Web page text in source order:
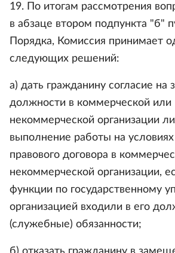
19. По итогам рассмотрения
в абзаце втором подпункта "б"
Порядка, Комиссия принимает
следующих решений:
а) дать гражданину согласие на
должности в коммерческой или
некоммерческой организации
выполнение работы на
правового договора в
некоммерческой организации,
функции по государственному
организацией входили в его
(служебные) обязанности;